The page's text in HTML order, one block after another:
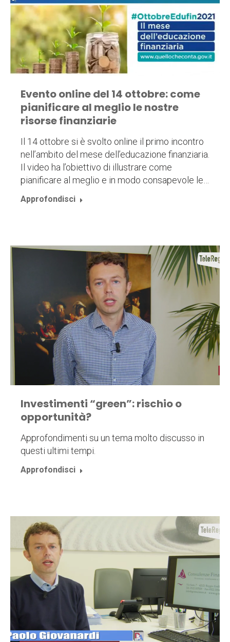
Evento online del 14 ottobre: come
pianificare al meglio le nostre
risorse finanziarie
Il 14 ottobre si è svolto online il primo incontro
nell’ambito del mese dell’educazione finanziaria.
Il video ha l’obiettivo di illustrare come
pianificare al meglio e in modo consapevole le…
Approfondisci
Investimenti “green”: rischio o
opportunità?
Approfondimenti su un tema molto discusso in
questi ultimi tempi.
Approfondisci